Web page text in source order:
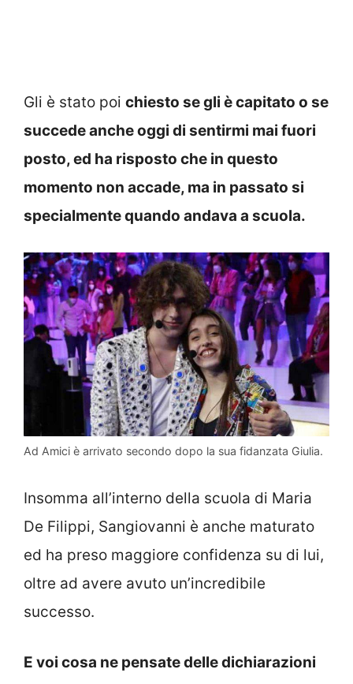
Gli è stato poi chiesto se gli è capitato o se
succede anche oggi di sentirmi mai fuori
posto, ed ha risposto che in questo
momento non accade, ma in passato si
specialmente quando andava a scuola.
Ad Amici è arrivato secondo dopo la sua fidanzata Giulia.
Insomma all’interno della scuola di Maria
De Filippi, Sangiovanni è anche maturato
ed ha preso maggiore confidenza su di lui,
oltre ad avere avuto un’incredibile
successo.
E voi cosa ne pensate delle dichiarazioni